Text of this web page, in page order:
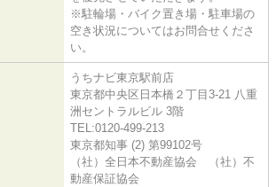
※駐輪場・バイク置き場・駐車場の
空き状況についてはお問合せくださ
い。
うちナビ東京駅前店
東京都中央区日本橋２丁目3-21 八重
洲セントラルビル 3階
TEL:0120-499-213
東京都知事 (2) 第99102号
（社）全日本不動産協会 （社）不
動産保証協会